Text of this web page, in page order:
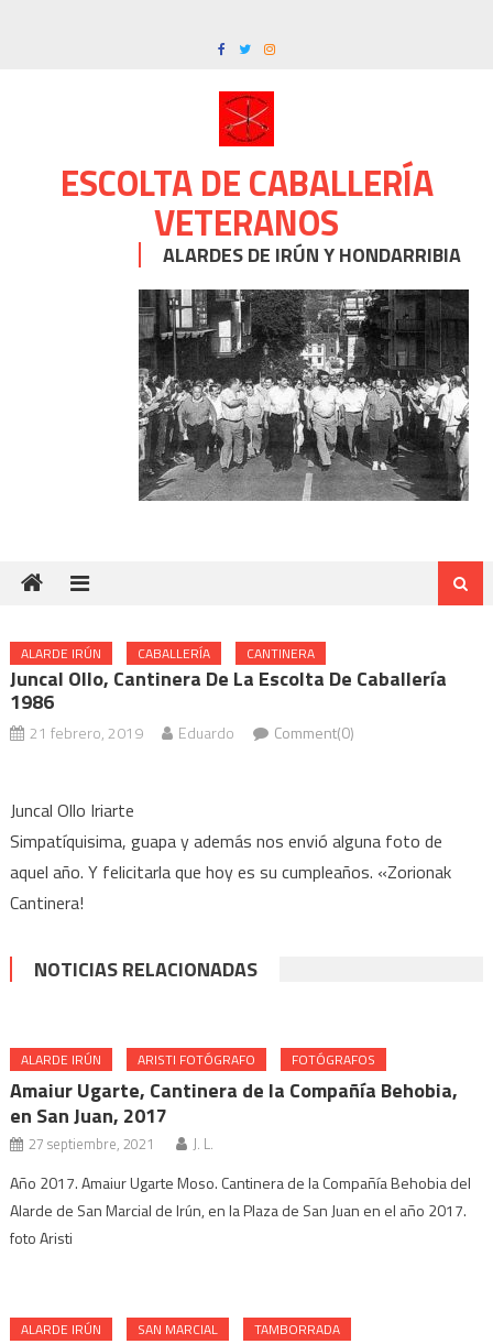
ESCOLTA DE CABALLERÍA
VETERANOS
ALARDES DE IRÚN Y HONDARRIBIA
ALARDE IRÚN CABALLERÍA CANTINERA
Juncal Ollo, Cantinera De La Escolta De Caballería
1986
21 febrero, 2019 Eduardo Comment(0)
Juncal Ollo Iriarte
Simpatíquisima, guapa y además nos envió alguna foto de
aquel año. Y felicitarla que hoy es su cumpleaños. «Zorionak
Cantinera!
NOTICIAS RELACIONADAS
ALARDE IRÚN ARISTI FOTÓGRAFO FOTÓGRAFOS
Amaiur Ugarte, Cantinera de la Compañía Behobia,
en San Juan, 2017
27 septiembre, 2021 J. L.
Año 2017. Amaiur Ugarte Moso. Cantinera de la Compañía Behobia del
Alarde de San Marcial de Irún, en la Plaza de San Juan en el año 2017.
foto Aristi
ALARDE IRÚN SAN MARCIAL TAMBORRADA